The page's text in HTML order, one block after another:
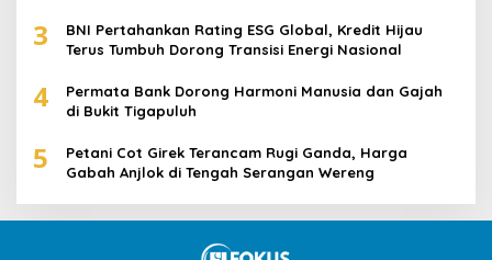
3
BNI Pertahankan Rating ESG Global, Kredit Hijau
Terus Tumbuh Dorong Transisi Energi Nasional
4
Permata Bank Dorong Harmoni Manusia dan Gajah
di Bukit Tigapuluh
5
Petani Cot Girek Terancam Rugi Ganda, Harga
Gabah Anjlok di Tengah Serangan Wereng